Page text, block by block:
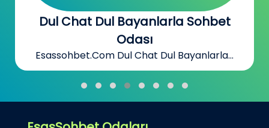
Evli Kadın Sohbet Evli Erkek Chat
Odası
Esassohbet.Com Evli Kadın Sohbet Evli...